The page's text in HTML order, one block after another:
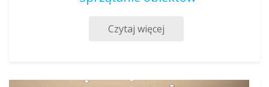
Czytaj więcej